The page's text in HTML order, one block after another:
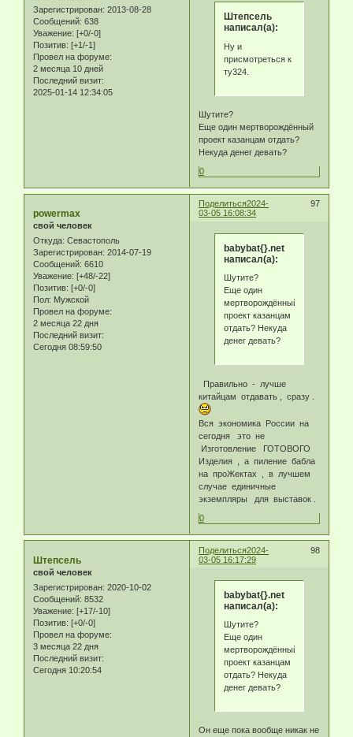
Зарегистрирован: 2013-08-28
Сообщений: 638
Уважение: [+0/-0]
Позитив: [+1/-1]
Провел на форуме:
2 месяца 10 дней
Последний визит:
2025-01-14 12:34:05
Штепсель
написал(а):
Ну и
присмотреться к
ту324.
Шутите?
Еще один мертворождённый
проект казанцам отдать?
Некуда денег девать?
0
Поделиться 97
2024-
03-05 16:08:34
powermax
свой человек
Откуда: Севастополь
Зарегистрирован: 2014-07-19
Сообщений: 6610
Уважение: [+48/-22]
Позитив: [+0/-0]
Пол: Мужской
Провел на форуме:
2 месяца 22 дня
Последний визит:
Сегодня 08:59:50
babybat{}.net
написал(а):
Шутите?
Еще один
мертворождённый
проект казанцам
отдать? Некуда
денег девать?
Правильно - лучше
китайцам отдавать , сразу .
Вся экономика России на
сегодня это не
Изготовление ГОТОВОГО
Изделия , а пиление бабла
на проЖектах , в лучшем
случае единичные
экземпляры для выставок .
0
Поделиться 98
2024-
03-05 16:17:29
Штепсель
свой человек
Зарегистрирован: 2020-10-02
Сообщений: 8532
Уважение: [+17/-10]
Позитив: [+0/-0]
Провел на форуме:
3 месяца 22 дня
Последний визит:
Сегодня 10:20:54
babybat{}.net
написал(а):
Шутите?
Еще один
мертворождённый
проект казанцам
отдать? Некуда
денег девать?
Он еще пока вообще никак не